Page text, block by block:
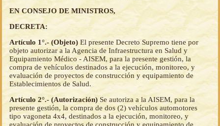
EN CONSEJO DE MINISTROS,
DECRETA:
Artículo 1°.- (Objeto) El presente Decreto Supremo tiene por
objeto autorizar a la Agencia de Infraestructura en Salud y
Equipamiento Médico - AISEM, para la presente gestión, la
compra de vehículos destinados a la ejecución, monitoreo, y
evaluación de proyectos de construcción y equipamiento de
Establecimientos de Salud.
Artículo 2°.- (Autorización) Se autoriza a la AISEM, para la
presente gestión, la compra de dos (2) vehículos automotores
tipo vagoneta 4x4, destinados a la ejecución, monitoreo, y